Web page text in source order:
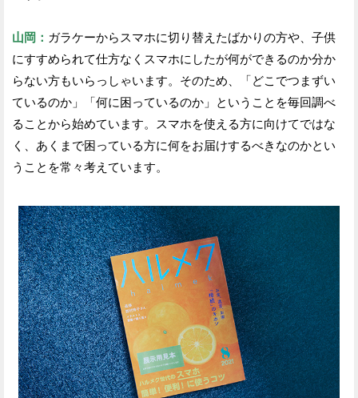
山岡： ガラケーからスマホに切り替えたばかりの方や、子供
にすすめられて仕方なくスマホにしたが何ができるのか分か
らない方もいらっしゃいます。そのため、「どこでつまずい
ているのか」「何に困っているのか」ということを毎回調べ
ることから始めています。スマホを使える方に向けてではな
く、あくまで困っている方に何をお届けするべきなのかとい
うことを常々考えています。